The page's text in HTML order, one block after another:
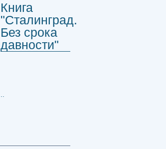
Книга
"Сталинград.
Без срока
давности"